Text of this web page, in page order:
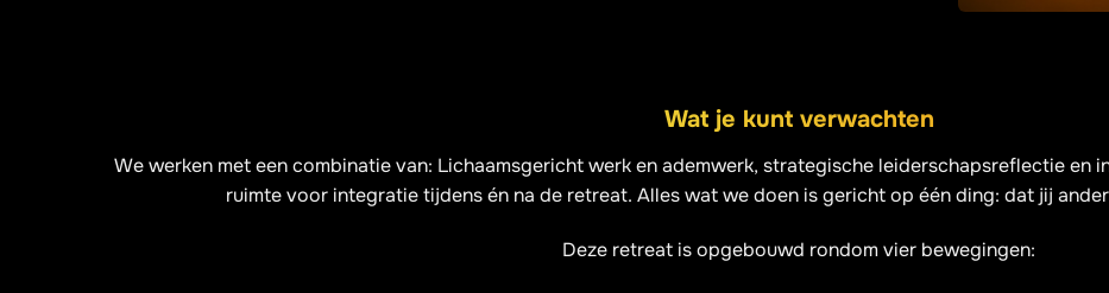
Wat je kunt verwachten
We werken met een combinatie van: Lichaamsgericht werk en ademwerk, strategische leiderschapsreflectie en
ruimte voor integratie tijdens én na de retreat. Alles wat we doen is gericht op één ding: dat jij
Deze retreat is opgebouwd rondom vier bewegingen: